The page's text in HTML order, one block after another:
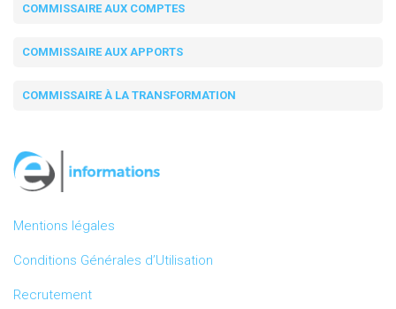
COMMISSAIRE AUX COMPTES
COMMISSAIRE AUX APPORTS
COMMISSAIRE À LA TRANSFORMATION
Mentions légales
Conditions Générales d’Utilisation
Recrutement